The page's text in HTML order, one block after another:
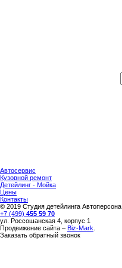
Автосервис
Кузовной ремонт
Детейлинг - Мойка
Цены
Контакты
© 2019 Студия детейлинга Автоперсона
+7 (499) 455 59 70
ул. Россошанская 4, корпус 1
Продвижение сайта – Biz-Mark
Заказать обратный звонок